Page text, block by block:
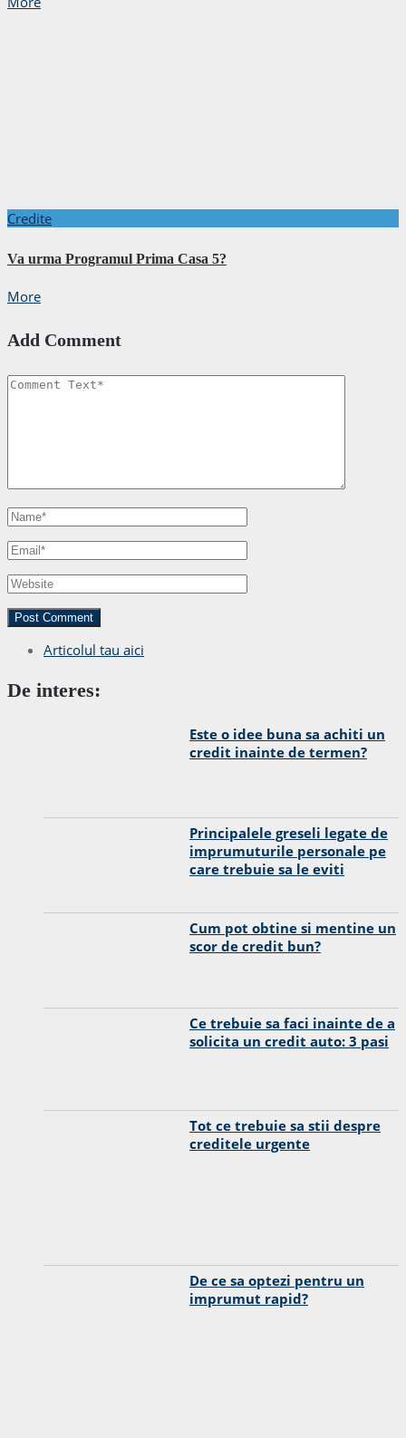
Credite
Va urma Programul Prima Casa 5?
More
Add Comment
Articolul tau aici
De interes:
Este o idee buna sa achiti un
credit inainte de termen?
Principalele greseli legate de
imprumuturile personale pe
care trebuie sa le eviti
Cum pot obtine si mentine un
scor de credit bun?
Ce trebuie sa faci inainte de a
solicita un credit auto: 3 pasi
Tot ce trebuie sa stii despre
creditele urgente
De ce sa optezi pentru un
imprumut rapid?